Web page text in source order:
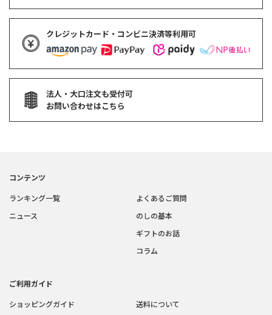
クレジットカード・コンビニ決済等利用可
法人・大口注文も受付可
お問い合わせはこちら
コンテンツ
ランキング一覧
ニュース
よくあるご質問
のしの基本
ギフトのお話
コラム
ご利用ガイド
ショッピングガイド
送料について